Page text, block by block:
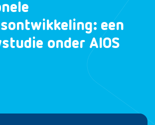
een
onder AIOS